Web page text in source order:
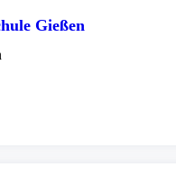
Gießen